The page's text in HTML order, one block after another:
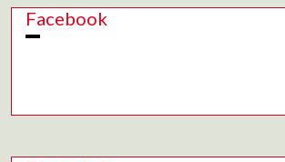
Facebook